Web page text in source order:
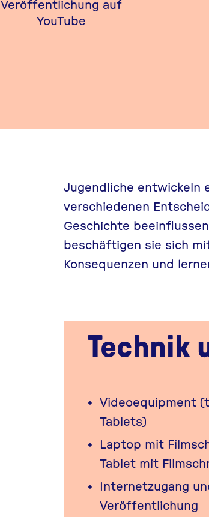
Veröffentlichung auf
YouTube
Jugendliche entwickeln
verschiedenen
Geschichte
beschäftigen sie sich
Konsequenzen und
Technik
Videoequipment
Tablets)
Laptop mit
Tablet mit
Internetzugang
Veröffentlichung